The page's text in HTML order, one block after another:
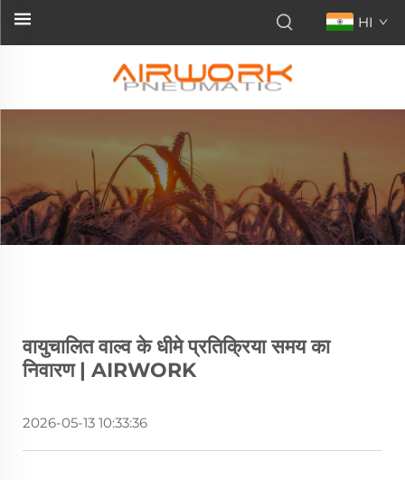
HI
वायुचालित वाल्व के धीमे प्रतिक्रिया समय का
निवारण | AIRWORK
2026-05-13 10:33:36